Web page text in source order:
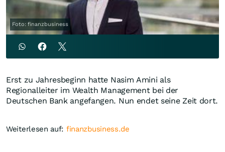
Foto: finanzbusiness
Erst zu Jahresbeginn hatte Nasim Amini als
Regionalleiter im Wealth Management bei der
Deutschen Bank angefangen. Nun endet seine Zeit dort.
Weiterlesen auf: finanzbusiness.de